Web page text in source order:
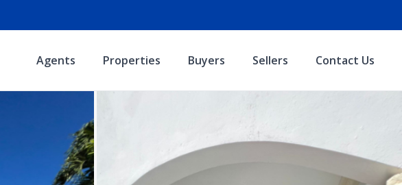
Agents Properties Buyers Sellers Contact Us